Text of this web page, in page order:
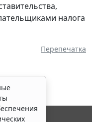
налога
Перепечатка